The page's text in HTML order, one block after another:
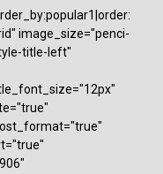
image_size="penci-
title-left"